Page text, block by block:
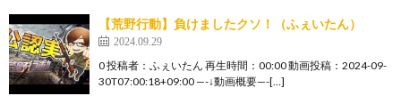
【荒野行動】負けましたクソ！（ふぇいたん）
2024.09.29
0 投稿者：ふぇいたん 再生時間：00:00 動画投稿：2024-09-
30T07:00:18+09:00 —-↓動画概要—-[…]